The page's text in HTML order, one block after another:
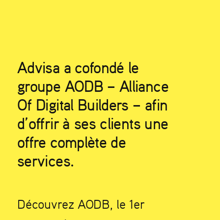
Advisa a cofondé le
groupe AODB – Alliance
Of Digital Builders – afin
d’offrir à ses clients une
offre complète de
services.
Découvrez AODB, le 1er